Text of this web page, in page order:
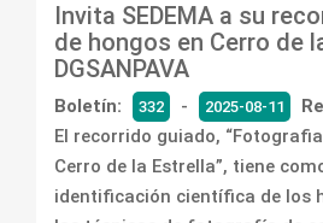
Invita SEDEMA a su
de hongos en Cerro de
DGSANPAVA
Boletín: 332 - 2025-08-11
El recorrido guiado,
Cerro de la Estrella”, tiene
identificación científica de los